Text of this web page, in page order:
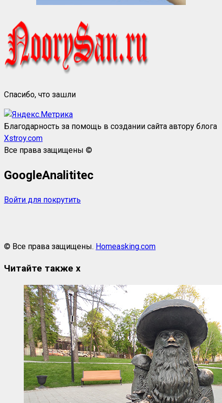
Спасибо, что зашли
Благодарность за помощь в создании сайта автору блога
Xstroy.com
Все права защищены ©
GoogleAnalititec
Войти для покрутить
© Все права защищены. Homeasking.com
Читайте также x